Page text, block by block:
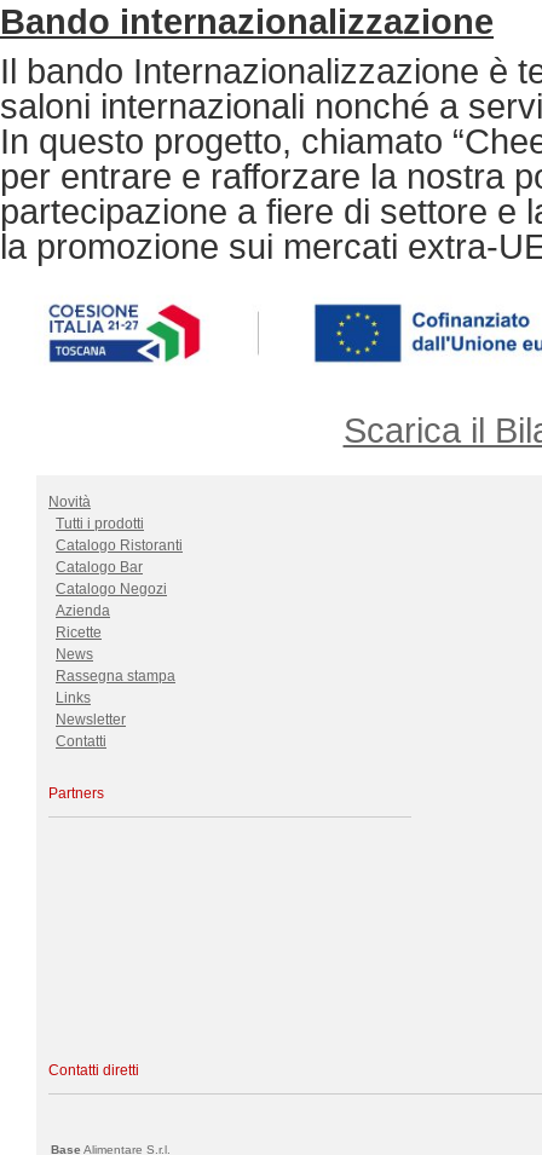
Bando internazionalizzazione
Il bando Internazionalizzazione è
saloni internazionali nonché a
In questo progetto, chiamato
per entrare e rafforzare la nostra
partecipazione a fiere di settore e
la promozione sui mercati extra-
Scarica il
Novità
Tutti i prodotti
Catalogo Ristoranti
Catalogo Bar
Catalogo Negozi
Azienda
Ricette
News
Rassegna stampa
Links
Newsletter
Contatti
Partners
Contatti diretti
Base Alimentare S.r.l.